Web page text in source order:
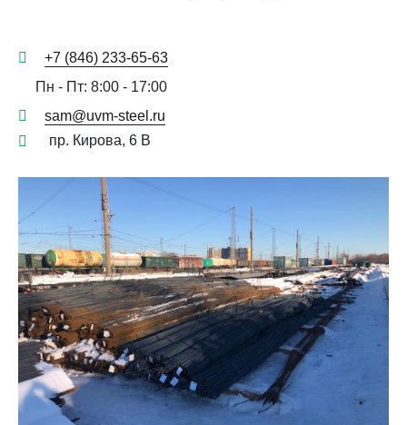
+7 (846) 233-65-63
Пн - Пт: 8:00 - 17:00
sam@uvm-steel.ru
пр. Кирова, 6 В